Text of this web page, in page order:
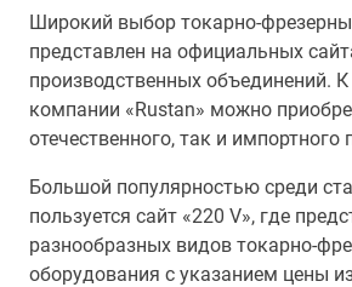
Широкий выбор токарно-
представлен на официальных
производственных объединений. К
компании «Rustan» можно
отечественного, так и импортного
Большой популярностью среди
пользуется сайт «220 V», где
разнообразных видов токарно-
оборудования с указанием цены